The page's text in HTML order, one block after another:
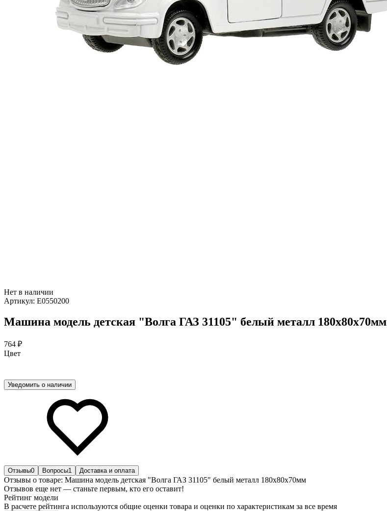
Нет в наличии
Артикул: E0550200
Машина модель детская "Волга ГАЗ 31105" белый металл 180х80х70мм
764 ₽
Цвет
Уведомить о наличии
Отзывы0 Вопросы1 Доставка и оплата
Отзывы о товаре: Машина модель детская "Волга ГАЗ 31105" белый металл 180х80х70мм
Отзывов еще нет — станьте первым, кто его оставит!
Рейтинг модели
В расчете рейтинга используются общие оценки товара и оценки по характеристикам за все время